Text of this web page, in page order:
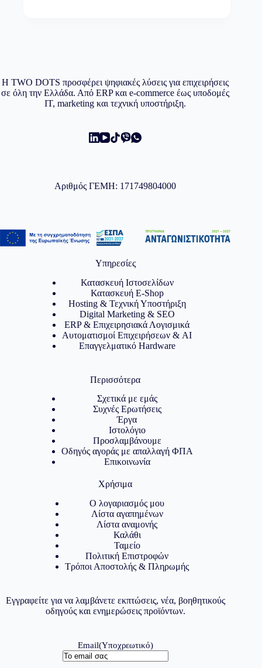
Η TWO DOTS προσφέρει ψηφιακές λύσεις για επιχειρήσεις
σε όλη την Ελλάδα. Από ERP και e-commerce έως υποδομές
IT, marketing και τεχνική υποστήριξη.
Αριθμός ΓΕΜΗ: 171749804000
Υπηρεσίες
Κατασκευή Ιστοσελίδων
Κατασκευή E-Shop
Hosting & Τεχνική Υποστήριξη
Digital Marketing & SEO
ERP & Επιχειρησιακά Λογισμικά
Αυτοματισμοί Επιχειρήσεων & AI
Επαγγελματικό Hardware
Περισσότερα
Σχετικά με εμάς
Συχνές Ερωτήσεις
Έργα
Ιστολόγιο
Προσλαμβάνουμε
Οδηγός αγοράς με απαλλαγή ΦΠΑ
Επικοινωνία
Χρήσιμα
Ο λογαριασμός μου
Λίστα αγαπημένων
Λίστα αναμονής
Καλάθι
Ταμείο
Πολιτική Επιστροφών
Τρόποι Αποστολής & Πληρωμής
Εγγραφείτε για να λαμβάνετε εκπτώσεις, νέα, βοηθητικούς
οδηγούς και ενημερώσεις προϊόντων.
Email(Υποχρεωτικό)